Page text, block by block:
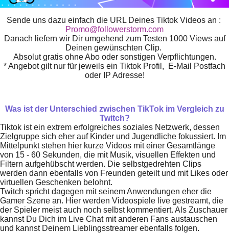
Sende uns dazu einfach die URL Deines Tiktok Videos an :
Promo@followerstorm.com
Danach liefern wir Dir umgehend zum Testen 1000 Views auf
Deinen gewünschten Clip.
Absolut gratis ohne Abo oder sonstigen Verpflichtungen.
* Angebot gilt nur für jeweils ein Tiktok Profil, E-Mail Postfach
oder IP Adresse!
Was ist der Unterschied zwischen TikTok im Vergleich zu
Twitch?
Tiktok ist ein extrem erfolgreiches soziales Netzwerk, dessen
Zielgruppe sich eher auf Kinder und Jugendliche fokussiert. Im
Mittelpunkt stehen hier kurze Videos mit einer Gesamtlänge
von 15 - 60 Sekunden, die mit Musik, visuellen Effekten und
Filtern aufgehübscht werden. Die selbstgedrehten Clips
werden dann ebenfalls von Freunden geteilt und mit Likes oder
virtuellen Geschenken belohnt.
Twitch spricht dagegen mit seinem Anwendungen eher die
Gamer Szene an. Hier werden Videospiele live gestreamt, die
der Spieler meist auch noch selbst kommentiert. Als Zuschauer
kannst Du Dich im Live Chat mit anderen Fans austauschen
und kannst Deinem Lieblingsstreamer ebenfalls folgen.